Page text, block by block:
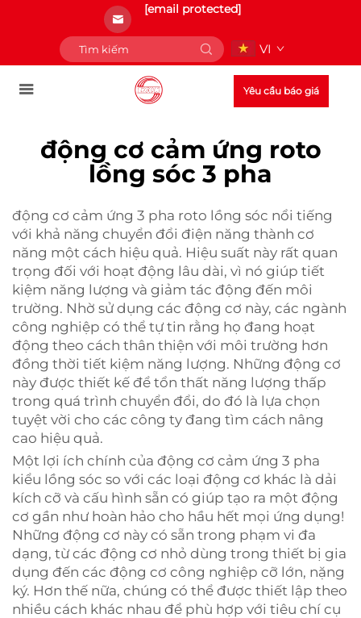
[email protected]
VI
Yêu cầu báo giá
động cơ cảm ứng roto
lồng sóc 3 pha
động cơ cảm ứng 3 pha roto lồng sóc nổi tiếng
với khả năng chuyển đổi điện năng thành cơ
năng một cách hiệu quả. Hiệu suất này rất quan
trọng đối với hoạt động lâu dài, vì nó giúp tiết
kiệm năng lượng và giảm tác động đến môi
trường. Nhờ sử dụng các động cơ này, các ngành
công nghiệp có thể tự tin rằng họ đang hoạt
động theo cách thân thiện với môi trường hơn
đồng thời tiết kiệm năng lượng. Những động cơ
này được thiết kế để tổn thất năng lượng thấp
trong quá trình chuyển đổi, do đó là lựa chọn
tuyệt vời cho các công ty đang tìm cách nâng
cao hiệu quả.
Một lợi ích chính của động cơ cảm ứng 3 pha
kiểu lồng sóc so với các loại động cơ khác là dải
kích cỡ và cấu hình sẵn có giúp tạo ra một động
cơ gần như hoàn hảo cho hầu hết mọi ứng dụng!
Những động cơ này có sẵn trong phạm vi đa
dạng, từ các động cơ nhỏ dùng trong thiết bị gia
dụng đến các động cơ công nghiệp cỡ lớn, nặng
ký. Hơn thế nữa, chúng có thể được thiết lập theo
nhiều cách khác nhau để phù hợp với tiêu chí cụ